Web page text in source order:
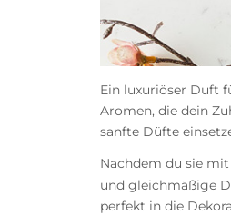
Ein luxuriöser Duft
Aromen, die dein
sanfte Düfte
Nachdem du sie
und gleichmäßige
perfekt in die